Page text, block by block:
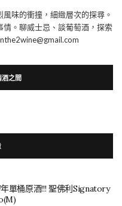
味的衝撞，細緻層次的探尋。
。聊威士忌、談葡萄酒，探索
酒之間
單桶原酒!!! 聖佛利Signatory